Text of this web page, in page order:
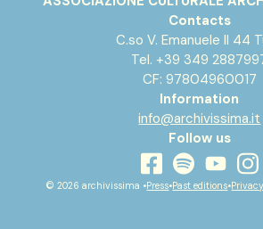
Contacts
C.so V. Emanuele II 44
Tel. +39 349
CF: 97804960017
Information
info@archivissima.it
Follow us
facebook
spotifyyoutube
© 2026 archivissima •Press•Past editions•